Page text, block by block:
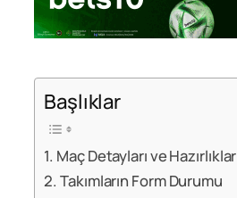
Başlıklar
Maç Detayları ve Hazırlıklar
Takımların Form Durumu